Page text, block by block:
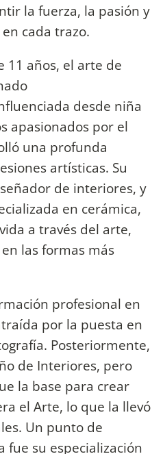
la fuerza, la pasión y
cada trazo.
11 años, el arte de
desde niña
apasionados por el
una profunda
artísticas. Su
de interiores, y
en cerámica,
a través del arte,
las formas más
profesional en
por la puesta en
Posteriormente,
de Interiores, pero
la base para crear
el Arte, lo que la llevó
Un punto de
fue su especialización